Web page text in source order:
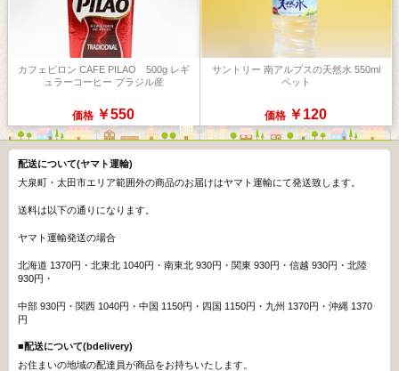
カフェピロン CAFE PILAO 500g レギ
ュラーコーヒー ブラジル産
価格 ￥550
サントリー 南アルプスの天然水 550ml
ペット
価格 ￥120
配送について(ヤマト運輸)
大泉町・太田市エリア範囲外の商品のお届けはヤマト運輸にて発送致します。
送料は以下の通りになります。
ヤマト運輸発送の場合
北海道 1370円・北東北 1040円・南東北 930円・関東 930円・信越 930円・北陸
930円・
中部 930円・関西 1040円・中国 1150円・四国 1150円・九州 1370円・沖縄 1370
円
■配送について(bdelivery)
お住まいの地域の配達員が商品をお持ちいたします。